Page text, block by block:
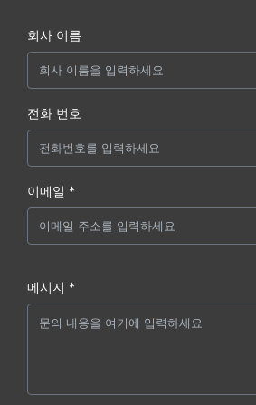
회사 이름
전화 번호
이메일 *
메시지 *